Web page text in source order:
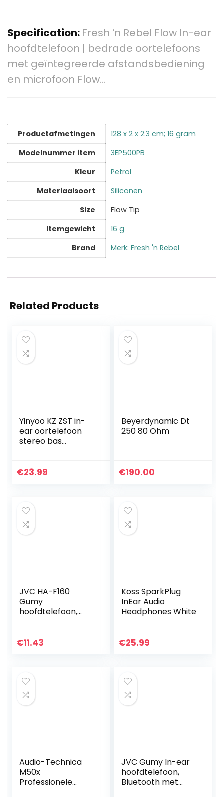
Specification: Fresh ‘n Rebel Flow In-ear
hoofdtelefoon | bedrade oortelefoons
met geïntegreerde afstandsbediening
en microfoon Flow…
Productafmetingen
‎128 x 2 x 2.3 cm; 16 gram
Modelnummer item
‎3EP500PB
Kleur
‎Petrol
Materiaalsoort
‎Siliconen
Size
‎Flow Tip
Itemgewicht
‎16 g
Brand
Merk: Fresh 'n Rebel
Related Products
Yinyoo KZ ZST in-
ear oortelefoon
stereo bas
Headset
€23.99
Beyerdynamic Dt
250 80 Ohm
€190.00
JVC HA-F160
Gumy
hoofdtelefoon,
€11.43
Koss SparkPlug
InEar Audio
Headphones White
€25.99
Audio-Technica
M50x
Professionele
JVC Gumy In-ear
hoofdtelefoon,
Bluetooth met